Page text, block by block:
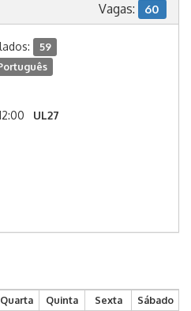
Vagas: 60
59
UL27
Quarta Quinta Sexta
Sábado